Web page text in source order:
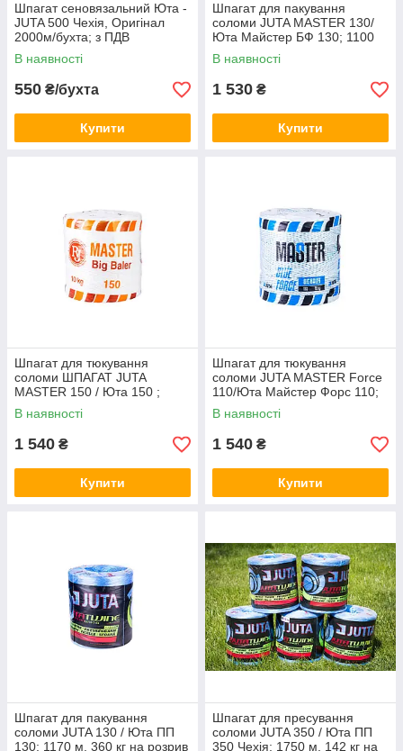
Шпагат сеновязальний Юта -
JUTA 500 Чехія, Оригінал
2000м/бухта; з ПДВ
В наявності
550 ₴/бухта
Купити
Шпагат для пакування
соломи JUTA MASTER 130/
Юта Майстер БФ 130; 1100
м, 430 кг на розрив з ПДВ
В наявності
1 530 ₴
Купити
Шпагат для тюкування
соломи ШПАГАТ JUTA
MASTER 150 / Юта 150 ;
1400 м 360 кг на розрив з
ПДВ
В наявності
1 540 ₴
Купити
Шпагат для тюкування
соломи JUTA MASTER Force
110/Юта Майстер Форс 110;
1000 м, 460 кг на розрив з
ПДВ
В наявності
1 540 ₴
Купити
Шпагат для пакування
соломи JUTA 130 / Юта ПП
130; 1170 м, 360 кг на розрив
Шпагат для пресування
соломи JUTA 350 / Юта ПП
350 Чехія; 1750 м, 142 кг на